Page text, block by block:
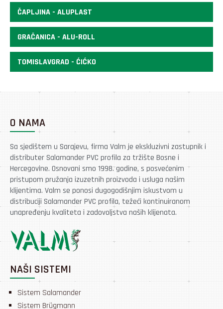
ČAPLJINA - ALUPLAST
GRAČANICA - ALU-ROLL
TOMISLAVGRAD - ĆIĆKO
O NAMA
Sa sjedištem u Sarajevu, firma Valm je ekskluzivni zastupnik i
distributer Salamander PVC profila za tržište Bosne i
Hercegovine. Osnovani smo 1998. godine, s posvećenim
pristupom pružanja izuzetnih proizvoda i usluga našim
klijentima. Valm se ponosi dugogodišnjim iskustvom u
distribuciji Salamander PVC profila, težeći kontinuiranom
unapređenju kvaliteta i zadovoljstva naših klijenata.
NAŠI SISTEMI
Sistem Salamander
Sistem Brügmann